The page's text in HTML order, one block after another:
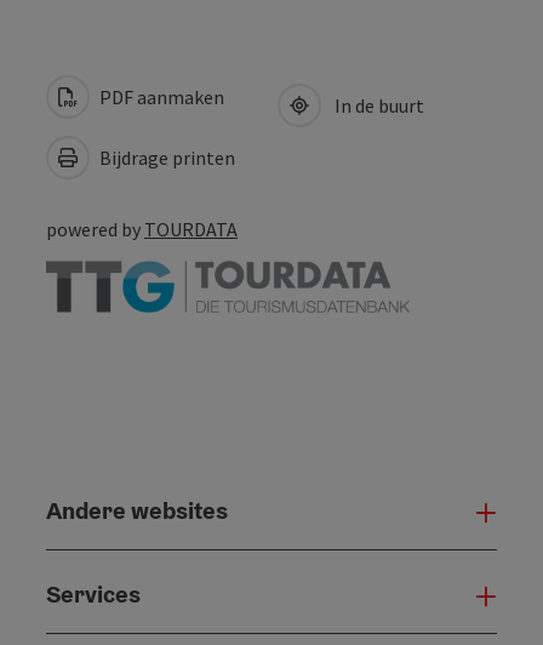
PDF aanmaken
Bijdrage printen
In de buurt
powered by TOURDATA
Andere websites
Services